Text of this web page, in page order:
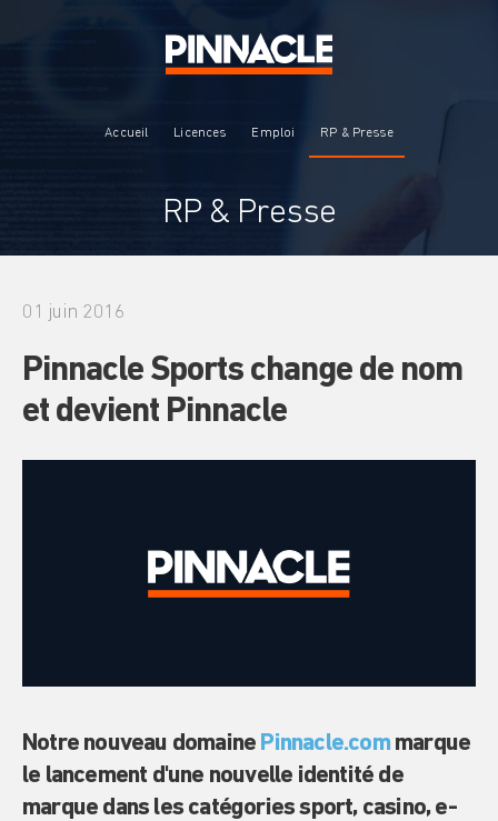
Accueil Licences Emploi RP & Presse
RP & Presse
01 juin 2016
Pinnacle Sports change de nom
et devient Pinnacle
Notre nouveau domaine Pinnacle.commarque
le lancement d'une nouvelle identité de
marque dans les catégories sport, casino, e-